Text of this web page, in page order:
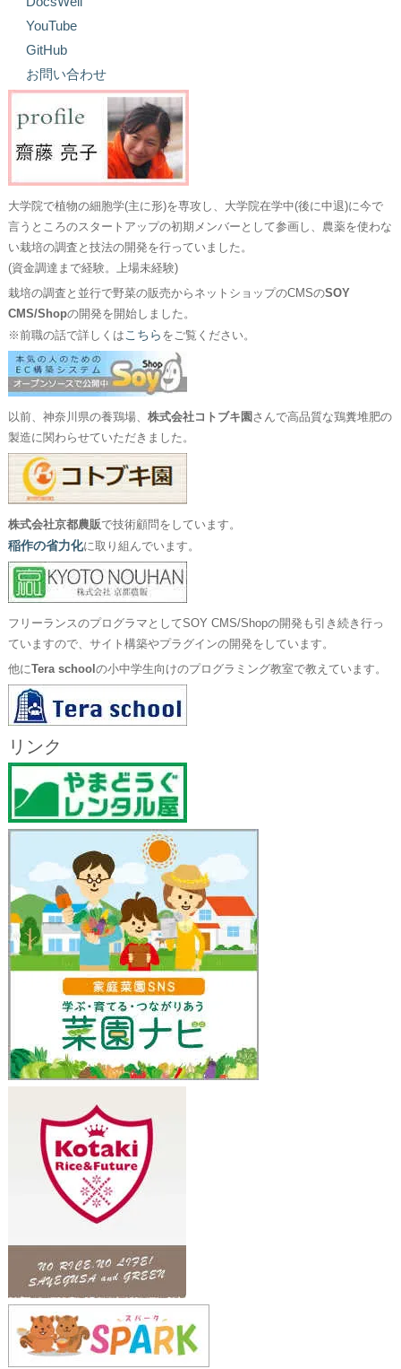
YouTube
GitHub
お問い合わせ
大学院で植物の細胞学(主に形)を専攻し、大学院在学中(後に中退)に今で
言うところのスタートアップの初期メンバーとして参画し、農薬を使わな
い栽培の調査と技法の開発を行っていました。
(資金調達まで経験。上場未経験)
栽培の調査と並行で野菜の販売からネットショップのCMSのSOY
CMS/Shopの開発を開始しました。
※前職の話で詳しくは こちら をご覧ください。
以前、神奈川県の養鶏場、 株式会社コトブキ園 さんで高品質な鶏糞堆肥の
製造に関わらせていただきました。
株式会社京都農販で技術顧問をしています。
稲作の省力化に取り組んでいます。
フリーランスのプログラマとしてSOY CMS/Shopの開発も引き続き行っ
ていますので、サイト構築やプラグインの開発をしています。
他にTera school の小中学生向けのプログラミング教室で教えています。
リンク